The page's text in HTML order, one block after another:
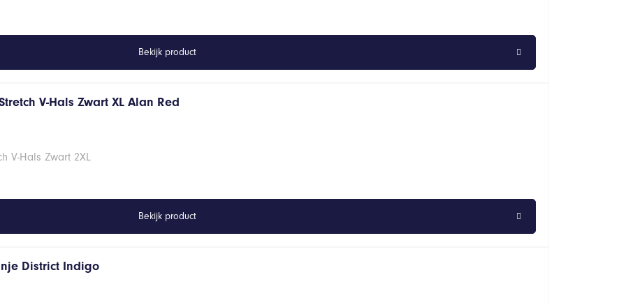
Bekijk product
V-Hals Zwart XL Alan Red
V-Hals Zwart 2XL
Bekijk product
District Indigo